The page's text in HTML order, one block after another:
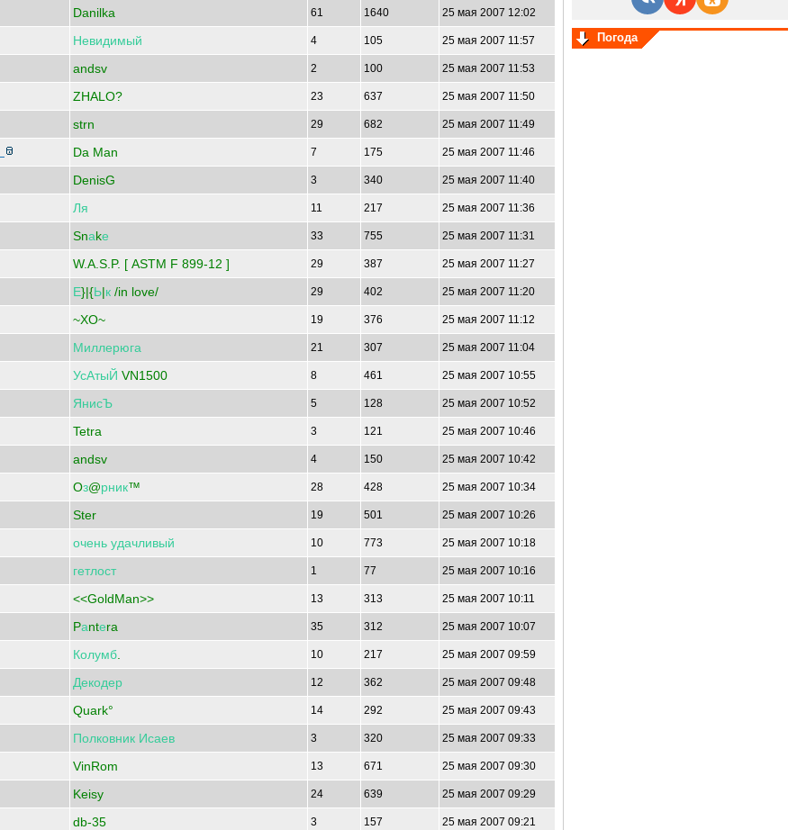
Danilka 61 1640 25 мая 2007 12:02
Невидимый 4 105 25 мая 2007 11:57
andsv 2 100 25 мая 2007 11:53
ZHALO? 23 637 25 мая 2007 11:50
strn 29 682 25 мая 2007 11:49
Da Man 7 175 25 мая 2007 11:46
DenisG 3 340 25 мая 2007 11:40
Ля 11 217 25 мая 2007 11:36
Snаkе 33 755 25 мая 2007 11:31
W.A.S.P. [ ASTM F 899-12 ] 29 387 25 мая 2007 11:27
Е}|{Ь|к /in love/ 29 402 25 мая 2007 11:20
~XO~ 19 376 25 мая 2007 11:12
Миллерюга 21 307 25 мая 2007 11:04
УсАтыЙ VN1500 8 461 25 мая 2007 10:55
ЯнисЪ 5 128 25 мая 2007 10:52
Tetra 3 121 25 мая 2007 10:46
andsv 4 150 25 мая 2007 10:42
Oз@рник™ 28 428 25 мая 2007 10:34
Ster 19 501 25 мая 2007 10:26
очень удачливый 10 773 25 мая 2007 10:18
гетлост 1 77 25 мая 2007 10:16
<<GoldMan>> 13 313 25 мая 2007 10:11
Pаntеra 35 312 25 мая 2007 10:07
Колумб 10 217 25 мая 2007 09:59
Декодер 12 362 25 мая 2007 09:48
Quark° 14 292 25 мая 2007 09:43
Полковник Исаев 3 320 25 мая 2007 09:33
VinRom 13 671 25 мая 2007 09:30
Keisy 24 639 25 мая 2007 09:29
db-35 3 157 25 мая 2007 09:21
Погода